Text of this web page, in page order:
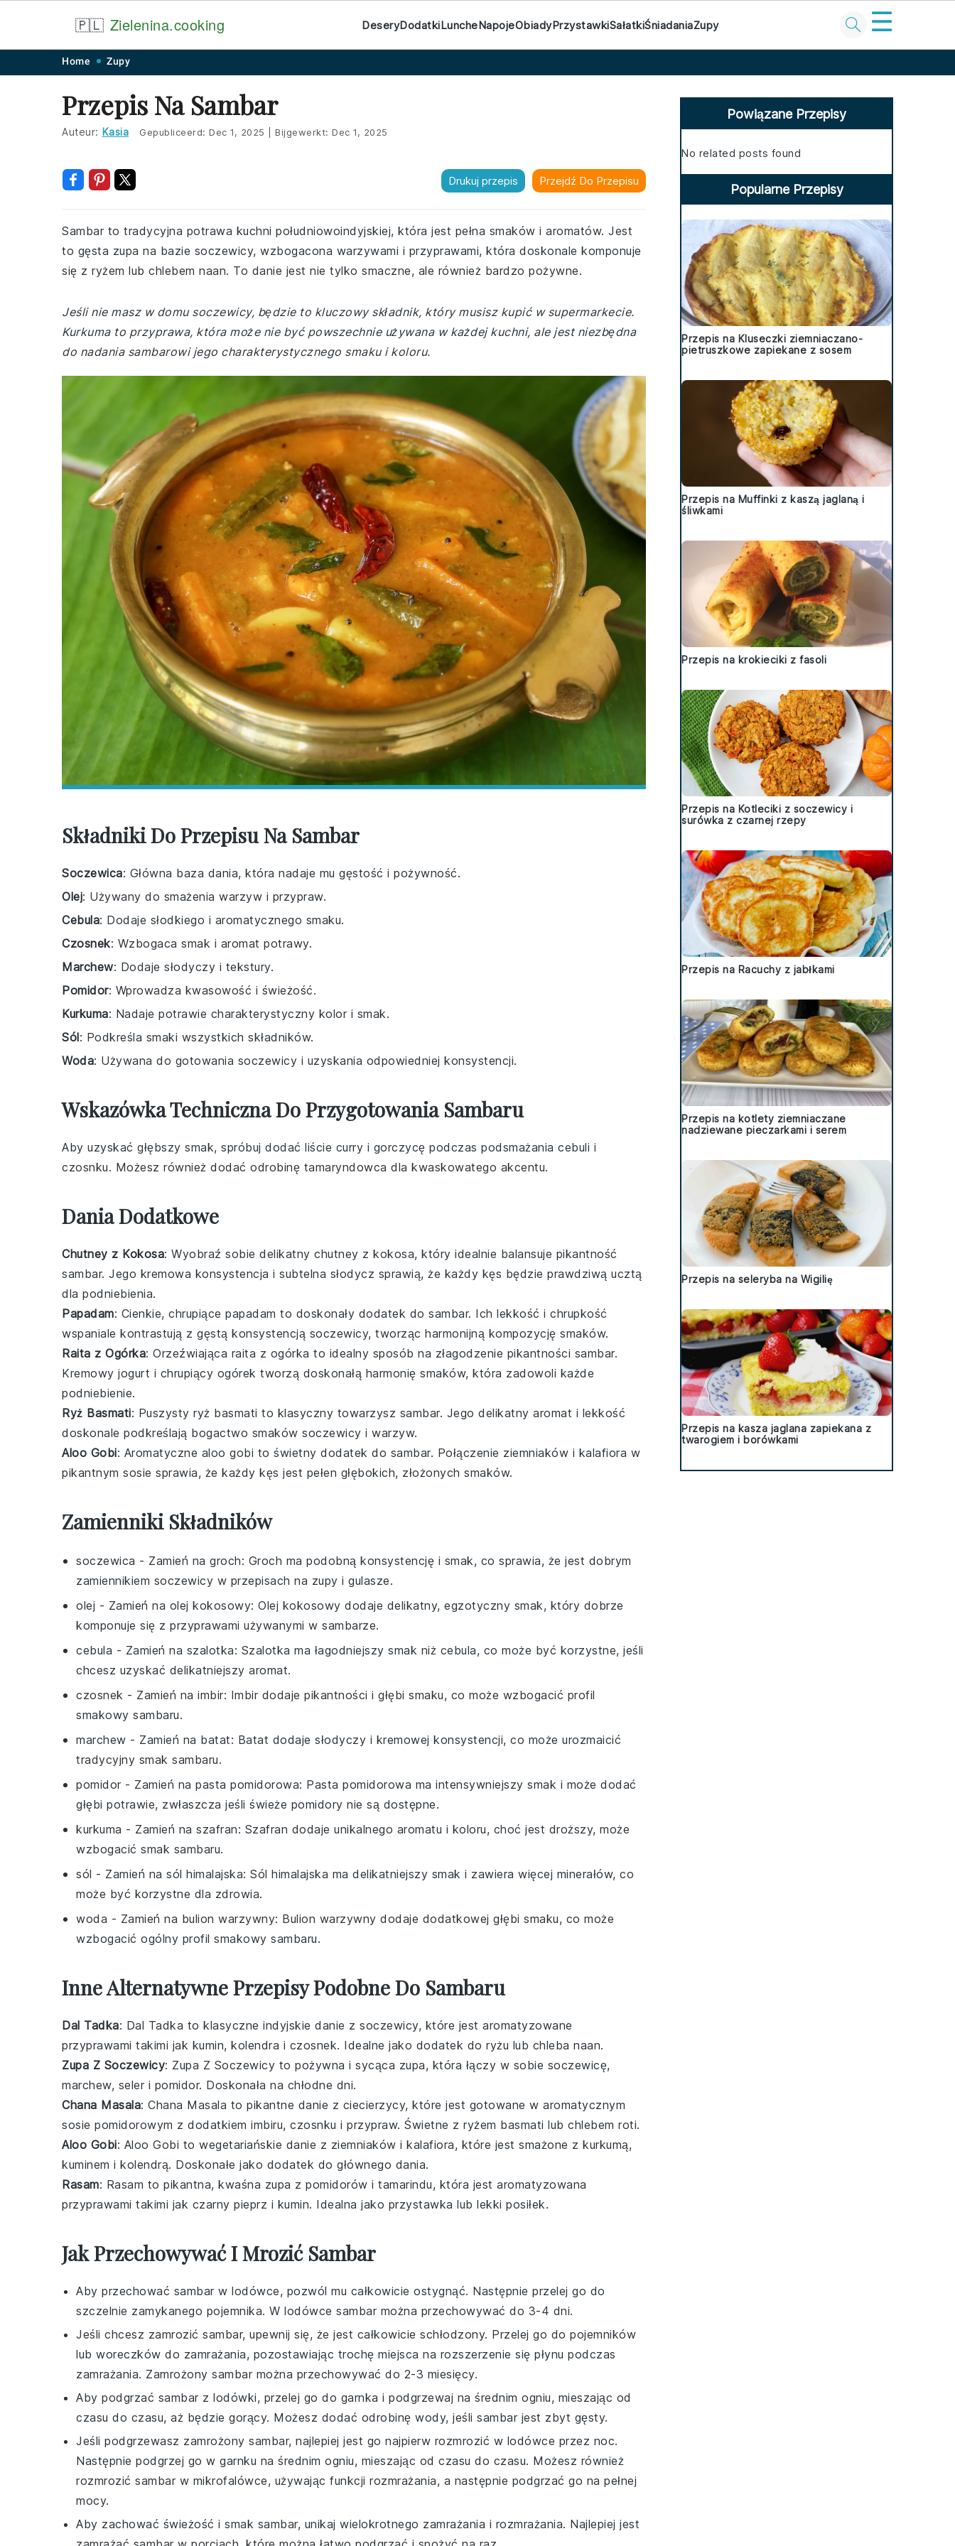
navigation
content
🇵🇱 Zielenina.cooking DeseryDodatkiLuncheNapojeObiadyPrzystawkiSałatkiŚniadaniaZupy ☰
Home Zupy
Przepis Na Sambar
Auteur: Kasia Gepubliceerd: Dec 1, 2025 Bijgewerkt: Dec 1, 2025
Drukuj przepis Przejdź Do Przepisu
Sambar to tradycyjna potrawa kuchni południowoindyjskiej, która jest pełna smaków i aromatów. Jest
to gęsta zupa na bazie soczewicy, wzbogacona warzywami i przyprawami, która doskonale komponuje
się z ryżem lub chlebem naan. To danie jest nie tylko smaczne, ale również bardzo pożywne.
Jeśli nie masz w domu soczewicy, będzie to kluczowy składnik, który musisz kupić w supermarkecie.
Kurkuma to przyprawa, która może nie być powszechnie używana w każdej kuchni, ale jest niezbędna
do nadania sambarowi jego charakterystycznego smaku i koloru.
Składniki Do Przepisu Na Sambar
Soczewica: Główna baza dania, która nadaje mu gęstość i pożywność.
Olej: Używany do smażenia warzyw i przypraw.
Cebula: Dodaje słodkiego i aromatycznego smaku.
Czosnek: Wzbogaca smak i aromat potrawy.
Marchew: Dodaje słodyczy i tekstury.
Pomidor: Wprowadza kwasowość i świeżość.
Kurkuma: Nadaje potrawie charakterystyczny kolor i smak.
Sól: Podkreśla smaki wszystkich składników.
Woda: Używana do gotowania soczewicy i uzyskania odpowiedniej konsystencji.
Wskazówka Techniczna Do Przygotowania Sambaru
Aby uzyskać głębszy smak, spróbuj dodać liście curry i gorczycę podczas podsmażania cebuli i
czosnku. Możesz również dodać odrobinę tamaryndowca dla kwaskowatego akcentu.
Dania Dodatkowe
Chutney z Kokosa: Wyobraź sobie delikatny chutney z kokosa, który idealnie balansuje pikantność
sambar. Jego kremowa konsystencja i subtelna słodycz sprawią, że każdy kęs będzie prawdziwą ucztą
dla podniebienia.
Papadam: Cienkie, chrupiące papadam to doskonały dodatek do sambar. Ich lekkość i chrupkość
wspaniale kontrastują z gęstą konsystencją soczewicy, tworząc harmonijną kompozycję smaków.
Raita z Ogórka: Orzeźwiająca raita z ogórka to idealny sposób na złagodzenie pikantności sambar.
Kremowy jogurt i chrupiący ogórek tworzą doskonałą harmonię smaków, która zadowoli każde
podniebienie.
Ryż Basmati: Puszysty ryż basmati to klasyczny towarzysz sambar. Jego delikatny aromat i lekkość
doskonale podkreślają bogactwo smaków soczewicy i warzyw.
Aloo Gobi: Aromatyczne aloo gobi to świetny dodatek do sambar. Połączenie ziemniaków i kalafiora w
pikantnym sosie sprawia, że każdy kęs jest pełen głębokich, złożonych smaków.
Zamienniki Składników
soczewica - Zamień na groch: Groch ma podobną konsystencję i smak, co sprawia, że jest dobrym
zamiennikiem soczewicy w przepisach na zupy i gulasze.
olej - Zamień na olej kokosowy: Olej kokosowy dodaje delikatny, egzotyczny smak, który dobrze
komponuje się z przyprawami używanymi w sambarze.
cebula - Zamień na szalotka: Szalotka ma łagodniejszy smak niż cebula, co może być korzystne, jeśli
chcesz uzyskać delikatniejszy aromat.
czosnek - Zamień na imbir: Imbir dodaje pikantności i głębi smaku, co może wzbogacić profil
smakowy sambaru.
marchew - Zamień na batat: Batat dodaje słodyczy i kremowej konsystencji, co może urozmaicić
tradycyjny smak sambaru.
pomidor - Zamień na pasta pomidorowa: Pasta pomidorowa ma intensywniejszy smak i może dodać
głębi potrawie, zwłaszcza jeśli świeże pomidory nie są dostępne.
kurkuma - Zamień na szafran: Szafran dodaje unikalnego aromatu i koloru, choć jest droższy, może
wzbogacić smak sambaru.
sól - Zamień na sól himalajska: Sól himalajska ma delikatniejszy smak i zawiera więcej minerałów, co
może być korzystne dla zdrowia.
woda - Zamień na bulion warzywny: Bulion warzywny dodaje dodatkowej głębi smaku, co może
wzbogacić ogólny profil smakowy sambaru.
Inne Alternatywne Przepisy Podobne Do Sambaru
Dal Tadka: Dal Tadka to klasyczne indyjskie danie z soczewicy, które jest aromatyzowane
przyprawami takimi jak kumin, kolendra i czosnek. Idealne jako dodatek do ryżu lub chleba naan.
Zupa Z Soczewicy: Zupa Z Soczewicy to pożywna i sycąca zupa, która łączy w sobie soczewicę,
marchew, seler i pomidor. Doskonała na chłodne dni.
Chana Masala: Chana Masala to pikantne danie z ciecierzycy, które jest gotowane w aromatycznym
sosie pomidorowym z dodatkiem imbiru, czosnku i przypraw. Świetne z ryżem basmati lub chlebem roti.
Aloo Gobi: Aloo Gobi to wegetariańskie danie z ziemniaków i kalafiora, które jest smażone z kurkumą,
kuminem i kolendrą. Doskonałe jako dodatek do głównego dania.
Rasam: Rasam to pikantna, kwaśna zupa z pomidorów i tamarindu, która jest aromatyzowana
przyprawami takimi jak czarny pieprz i kumin. Idealna jako przystawka lub lekki posiłek.
Jak Przechowywać I Mrozić Sambar
Aby przechować sambar w lodówce, pozwól mu całkowicie ostygnąć. Następnie przelej go do
szczelnie zamykanego pojemnika. W lodówce sambar można przechowywać do 3-4 dni.
Jeśli chcesz zamrozić sambar, upewnij się, że jest całkowicie schłodzony. Przelej go do pojemników
lub woreczków do zamrażania, pozostawiając trochę miejsca na rozszerzenie się płynu podczas
zamrażania. Zamrożony sambar można przechowywać do 2-3 miesięcy.
Aby podgrzać sambar z lodówki, przelej go do garnka i podgrzewaj na średnim ogniu, mieszając od
czasu do czasu, aż będzie gorący. Możesz dodać odrobinę wody, jeśli sambar jest zbyt gęsty.
Jeśli podgrzewasz zamrożony sambar, najlepiej jest go najpierw rozmrozić w lodówce przez noc.
Następnie podgrzej go w garnku na średnim ogniu, mieszając od czasu do czasu. Możesz również
rozmrozić sambar w mikrofalówce, używając funkcji rozmrażania, a następnie podgrzać go na pełnej
mocy.
Aby zachować świeżość i smak sambar, unikaj wielokrotnego zamrażania i rozmrażania. Najlepiej jest
Primary
Sidebar
Powiązane Przepisy
No related posts found
Popularne Przepisy
Przepis na Kluseczki ziemniaczano-
pietruszkowe zapiekane z sosem
Przepis na Muffinki z kaszą jaglaną i
śliwkami
Przepis na krokieciki z fasoli
Przepis na Kotleciki z soczewicy i
surówka z czarnej rzepy
Przepis na Racuchy z jabłkami
Przepis na kotlety ziemniaczane
nadziewane pieczarkami i serem
Przepis na seleryba na Wigilię
Przepis na kasza jaglana zapiekana z
twarogiem i borówkami